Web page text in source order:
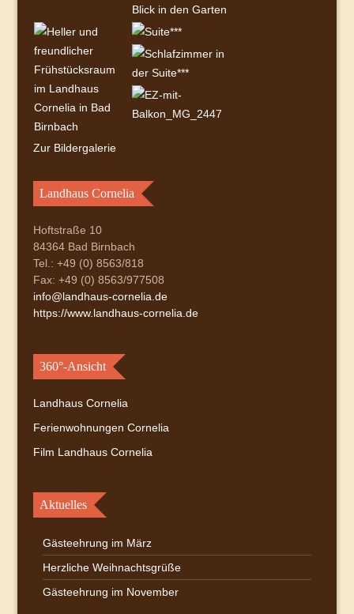
Zur Bildergalerie
Landhaus Cornelia
Hoftstraße 10
84364 Bad Birnbach
Tel.: +49 (0) 8563/818
Fax: +49 (0) 8563/977508
info@landhaus-cornelia.de
https://www.landhaus-cornelia.de
360°-Ansicht
Landhaus Cornelia
Ferienwohnungen Cornelia
Film Landhaus Cornelia
Aktuelles
Gästeehrung im März
Herzliche Weihnachtsgrüße
Gästeehrung im November